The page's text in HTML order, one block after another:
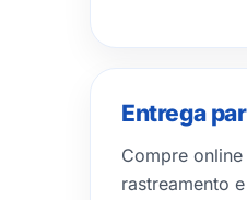
Entrega
Compre
rastreamento